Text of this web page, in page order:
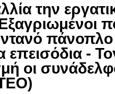
την
πάνοπλο
επεισόδια -
οι